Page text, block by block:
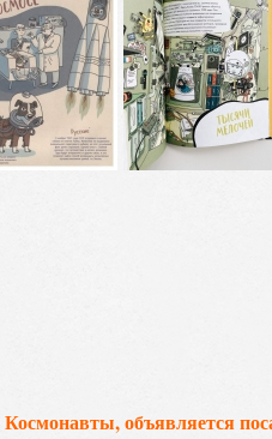
объявляется